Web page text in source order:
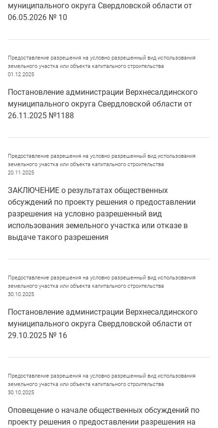
муниципального округа Свердловской области от
06.05.2026 № 10
Предоставление разрешения на условно разрешенный вид использования
земельного участка или объекта капитального строительства
01.12.2025
Постановление администрации Верхнесалдинского
муниципального округа Свердловской области от
26.11.2025 №1188
Предоставление разрешения на условно разрешенный вид использования
земельного участка или объекта капитального строительства
20.11.2025
ЗАКЛЮЧЕНИЕ о результатах общественных
обсуждений по проекту решения о предоставлении
разрешения на условно разрешенный вид
использования земельного участка или отказе в
выдаче такого разрешения
Предоставление разрешения на условно разрешенный вид использования
земельного участка или объекта капитального строительства
30.10.2025
Постановление администрации Верхнесалдинского
муниципального округа Свердловской области от
29.10.2025 № 16
Предоставление разрешения на условно разрешенный вид использования
земельного участка или объекта капитального строительства
30.10.2025
Оповещение о начале общественных обсуждений по
проекту решения о предоставлении разрешения на